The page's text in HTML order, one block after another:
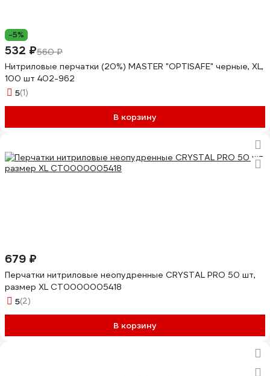
-5%
532 ₽560 ₽
Нитриловые перчатки (20%) MASTER "OPTISAFE" черные, XL,
100 шт 402-962
5(1)
В корзину
679 ₽
Перчатки нитриловые неопудренные CRYSTAL PRO 50 шт,
размер XL CT0000005418
5(2)
В корзину